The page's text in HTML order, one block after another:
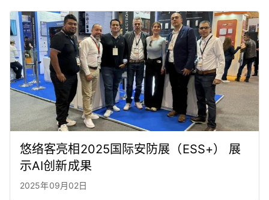
悠络客亮相2025国际安防展（ESS+） 展
示AI创新成果
2025年09月02日